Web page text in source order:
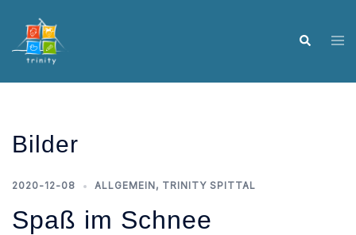
Bilder
2020-12-08 ALLGEMEIN, TRINITY SPITTAL
Spaß im Schnee